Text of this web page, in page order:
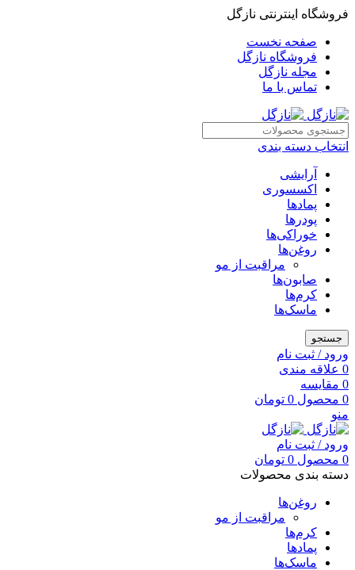
فروشگاه اینترنتی نازگل
صفحه نخست
فروشگاه نازگل
مجله نازگل
تماس با ما
انتخاب دسته بندی
آرایشی
اکسسوری
پمادها
پودرها
خوراکی‌ها
روغن‌ها
مراقبت از مو
صابون‌ها
کرم‌ها
ماسک‌ها
جستجو
ورود / ثبت نام
0 علاقه مندی
0 مقایسه
0 محصول 0 تومان
منو
ورود / ثبت نام
0 محصول 0 تومان
دسته بندی محصولات
روغن‌ها
مراقبت از مو
کرم‌ها
پمادها
ماسک‌ها